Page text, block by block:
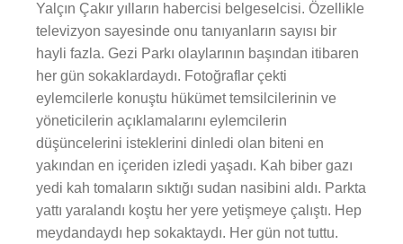
Yalçın Çakır yılların habercisi belgeselcisi. Özellikle
televizyon sayesinde onu tanıyanların sayısı bir
hayli fazla. Gezi Parkı olaylarının başından itibaren
her gün sokaklardaydı. Fotoğraflar çekti
eylemcilerle konuştu hükümet temsilcilerinin ve
yöneticilerin açıklamalarını eylemcilerin
düşüncelerini isteklerini dinledi olan biteni en
yakından en içeriden izledi yaşadı. Kah biber gazı
yedi kah tomaların sıktığı sudan nasibini aldı. Parkta
yattı yaralandı koştu her yere yetişmeye çalıştı. Hep
meydandaydı hep sokaktaydı. Her gün not tuttu.